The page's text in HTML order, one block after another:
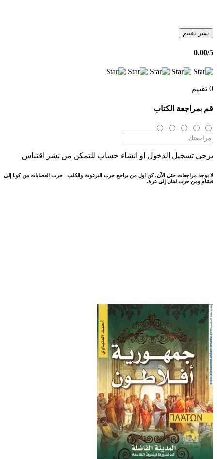
نشر تقييم
0.00/5
0 تقييم
قم بمراجعة الكتاب
يرجى تسجيل الدخول او انشاء حساب للتمكن من نشر اقتباس
لا يوجد مراجعات حتى الآن، كن اول من يراجع حرب البرغوث والكلب - حرب العصابات من كوبا إلى
فيتنام ومن حرب لبنان إلى غزة.